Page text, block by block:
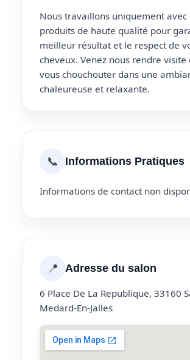
Nous travaillons uniquement avec
produits de haute qualité pour
meilleur résultat et le respect de
cheveux. Venez nous rendre visite
vous chouchouter dans une
chaleureuse et relaxante.
📞 Informations Pratiques
Informations de contact non
📍 Adresse du salon
6 Place De La Republique, 33160
Medard-En-Jalles